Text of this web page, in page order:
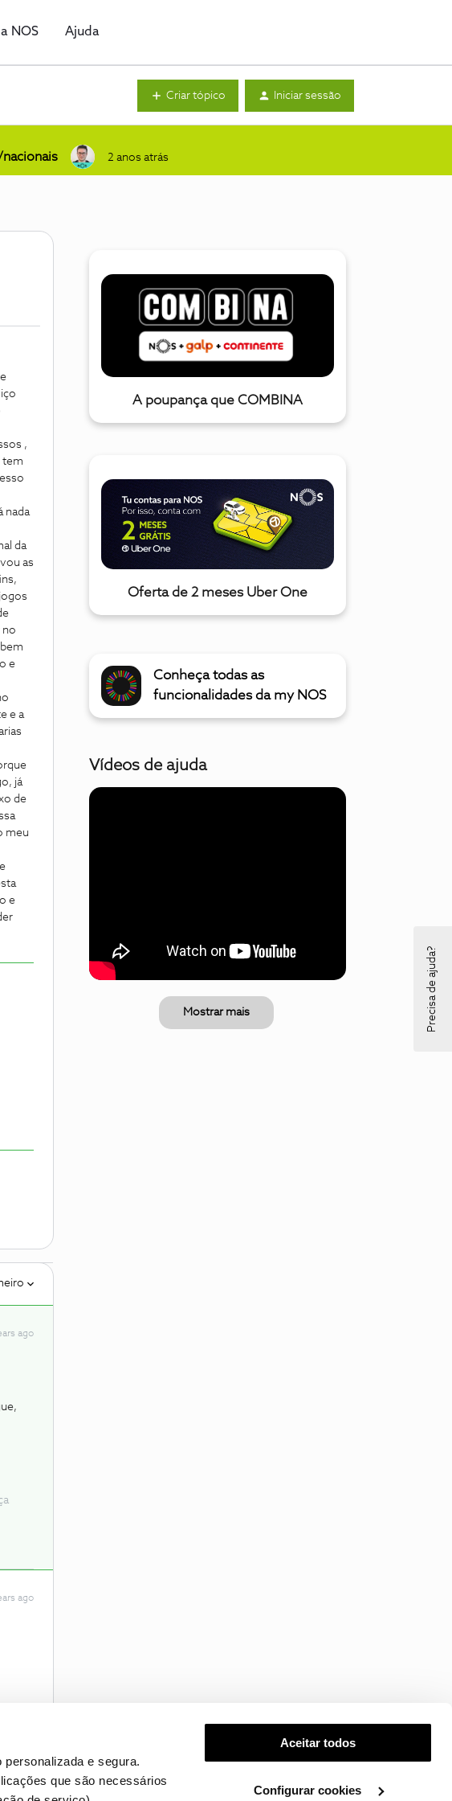
e segura.
que são necessários
Aceitar todos
Configurar cookies
NOS Ajuda
Criar tópico Iniciar sessão
2 anos atrás
,
tem
nada
da
as
no
e
e a
já
de
meu
e
ago
ago
A poupança que COMBINA
Oferta de 2 meses Uber One
Conheça todas as
funcionalidades da my NOS
Vídeos de ajuda
Mostrar mais Precisa de ajuda?